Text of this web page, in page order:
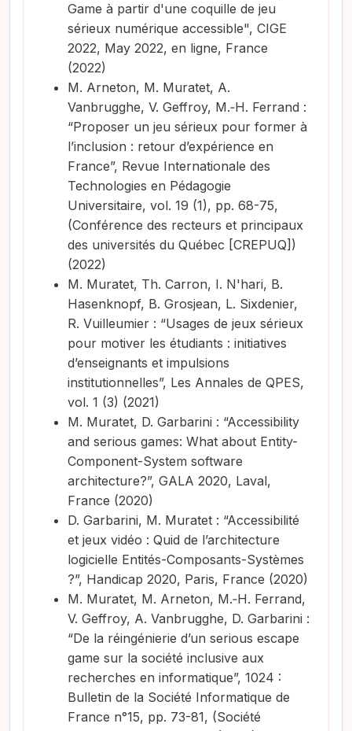
Game à partir d'une coquille de jeu
sérieux numérique accessible", CIGE
2022, May 2022, en ligne, France
(2022)
M. Arneton, M. Muratet, A.
Vanbrugghe, V. Geffroy, M.‑H. Ferrand :
“Proposer un jeu sérieux pour former à
l’inclusion : retour d’expérience en
France”, Revue Internationale des
Technologies en Pédagogie
Universitaire, vol. 19 (1), pp. 68-75,
(Conférence des recteurs et principaux
des universités du Québec [CREPUQ])
(2022)
M. Muratet, Th. Carron, I. N'hari, B.
Hasenknopf, B. Grosjean, L. Sixdenier,
R. Vuilleumier : “Usages de jeux sérieux
pour motiver les étudiants : initiatives
d’enseignants et impulsions
institutionnelles”, Les Annales de QPES,
vol. 1 (3) (2021)
M. Muratet, D. Garbarini : “Accessibility
and serious games: What about Entity-
Component-System software
architecture?”, GALA 2020, Laval,
France (2020)
D. Garbarini, M. Muratet : “Accessibilité
et jeux vidéo : Quid de l’architecture
logicielle Entités-Composants-Systèmes
?”, Handicap 2020, Paris, France (2020)
M. Muratet, M. Arneton, M.‑H. Ferrand,
V. Geffroy, A. Vanbrugghe, D. Garbarini :
“De la réingénierie d’un serious escape
game sur la société inclusive aux
recherches en informatique”, 1024 :
Bulletin de la Société Informatique de
France n°15, pp. 73-81, (Société